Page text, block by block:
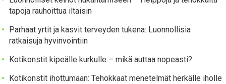
tapoja rauhoittua iltaisin
Parhaat yrtit ja kasvit terveyden tukena: Luonnollisia
ratkaisuja hyvinvointiin
Kotikonstit kipeälle kurkulle – mikä auttaa nopeasti?
Kotikonstit ihottumaan: Tehokkaat menetelmät herkälle iholle